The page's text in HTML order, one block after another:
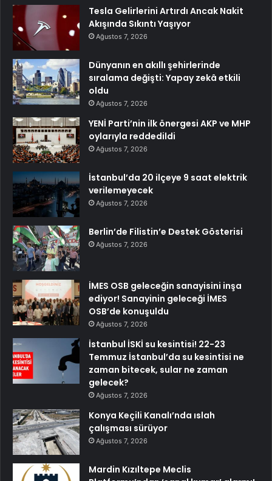
Tesla Gelirlerini Artırdı Ancak Nakit
Akışında Sıkıntı Yaşıyor
Ağustos 7, 2026
Dünyanın en akıllı şehirlerinde
sıralama değişti: Yapay zekâ etkili
oldu
Ağustos 7, 2026
YENİ Parti’nin ilk önergesi AKP ve MHP
oylarıyla reddedildi
Ağustos 7, 2026
İstanbul’da 20 ilçeye 9 saat elektrik
verilemeyecek
Ağustos 7, 2026
Berlin’de Filistin’e Destek Gösterisi
Ağustos 7, 2026
İMES OSB geleceğin sanayisini inşa
ediyor! Sanayinin geleceği İMES
OSB’de konuşuldu
Ağustos 7, 2026
İstanbul İSKİ su kesintisi! 22-23
Temmuz İstanbul’da su kesintisi ne
zaman bitecek, sular ne zaman
gelecek?
Ağustos 7, 2026
Konya Keçili Kanalı’nda ıslah
çalışması sürüyor
Ağustos 7, 2026
Mardin Kızıltepe Meclis